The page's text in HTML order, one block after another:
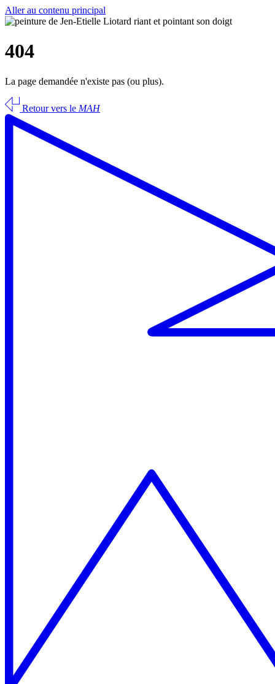
Aller au contenu principal
404
La page demandée n'existe pas (ou plus).
Retour vers le MAH